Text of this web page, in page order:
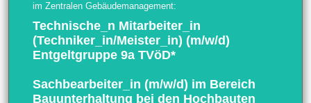
im Zentralen Gebäudemanagement:
Technische_n Mitarbeiter_in
(Techniker_in/Meister_in) (m/w/d)
Entgeltgruppe 9a TVöD*
Sachbearbeiter_in (m/w/d) im Bereich
Bauunterhaltung bei den Hoch­bauten